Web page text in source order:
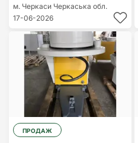
м. Черкаси Черкаська обл.
17-06-2026
ПРОДАЖ